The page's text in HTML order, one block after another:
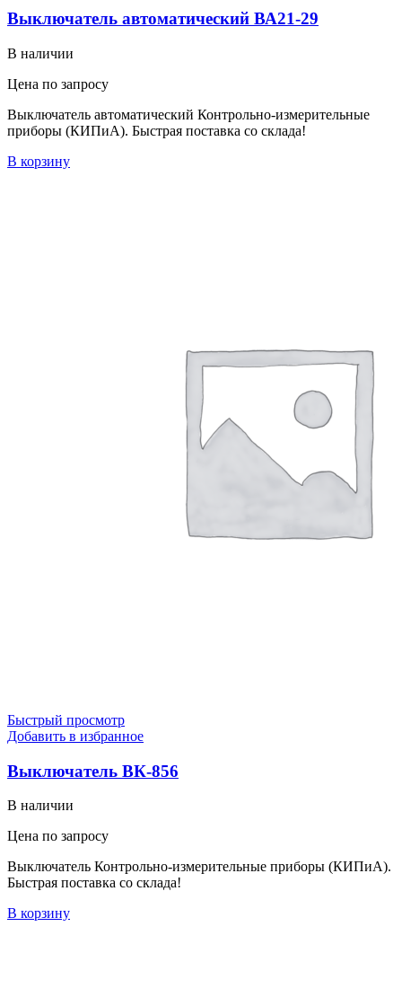
Выключатель автоматический ВА21-29
В наличии
Цена по запросу
Выключатель автоматический Контрольно-измерительные
приборы (КИПиА). Быстрая поставка со склада!
В корзину
Быстрый просмотр
Добавить в избранное
Выключатель ВК-856
В наличии
Цена по запросу
Выключатель Контрольно-измерительные приборы (КИПиА).
Быстрая поставка со склада!
В корзину